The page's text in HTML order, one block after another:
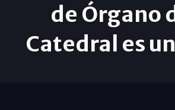
de Órgano
Catedral es